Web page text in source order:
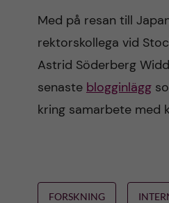
Med på resan till
rektorskollega vid
Astrid Söderberg
senaste blogginlägg
kring samarbete med
FORSKNING